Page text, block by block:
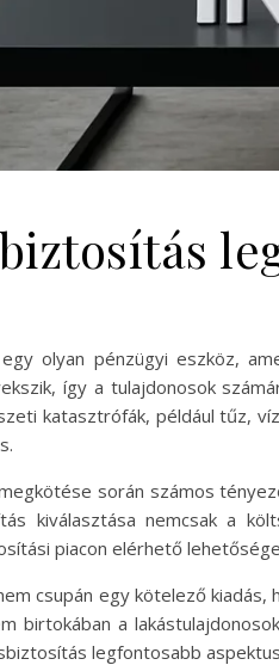
olyan pénzügyi eszköz,
így a tulajdonosok
katasztrófák, például tűz,
során számos
kiválasztása nemcsak a
piacon elérhető
csupán egy kötelező
birtokában a
legfontosabb